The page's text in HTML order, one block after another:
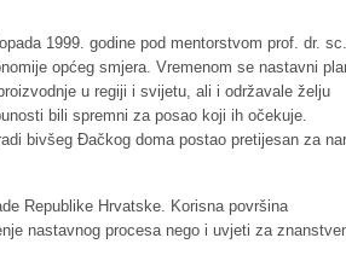
1999. godine pod mentorstvom prof. dr. sc.
općeg smjera. Vremenom se nastavni
u regiji i svijetu, ali i održavale želju
bili spremni za posao koji ih očekuje.
bivšeg Đačkog doma postao pretijesan za
Republike Hrvatske. Korisna površina
nastavnog procesa nego i uvjeti za